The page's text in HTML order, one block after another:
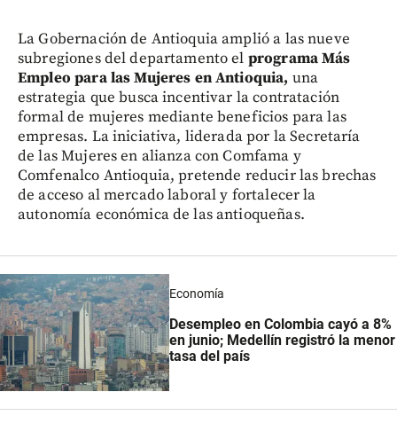
La Gobernación de Antioquia amplió a las nueve
subregiones del departamento el programa Más
Empleo para las Mujeres en Antioquia, una
estrategia que busca incentivar la contratación
formal de mujeres mediante beneficios para las
empresas. La iniciativa, liderada por la Secretaría
de las Mujeres en alianza con Comfama y
Comfenalco Antioquia, pretende reducir las brechas
de acceso al mercado laboral y fortalecer la
autonomía económica de las antioqueñas.
Economía
Desempleo en Colombia cayó a 8%
en junio; Medellín registró la menor
tasa del país